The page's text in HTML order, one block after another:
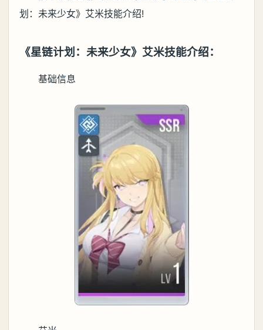
划：未来少女》艾米技能介绍!
《星链计划：未来少女》艾米技能介绍：
基础信息